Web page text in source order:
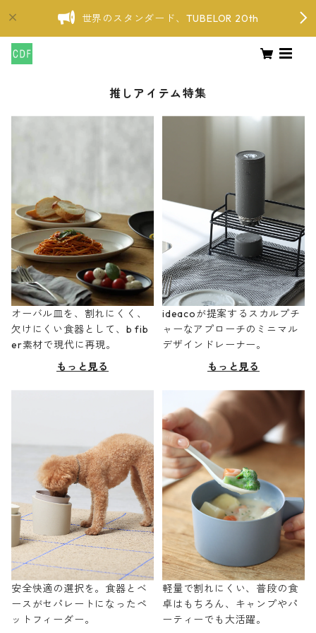
世界のスタンダード、TUBELOR 20th
推しアイテム特集
オーバル皿を、割れにくく、
欠けにくい食器として、b fib
er素材で現代に再現。
もっと見る
ideacoが提案するスカルプチ
ャーなアプローチのミニマル
デザインドレーナー。
もっと見る
安全快適の選択を。食器とベ
ースがセパレートになったペ
ットフィーダー。
軽量で割れにくい、普段の食
卓はもちろん、キャンプやパ
ーティーでも大活躍。